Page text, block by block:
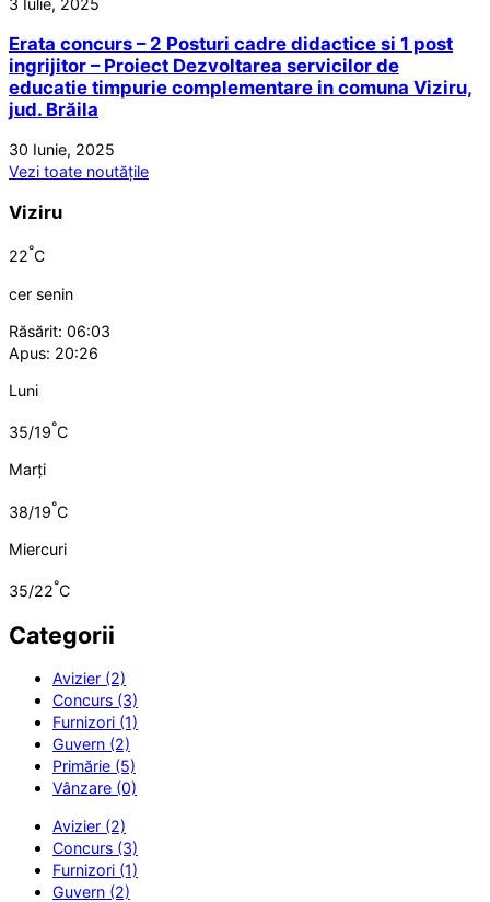
Erata concurs – 2 Posturi cadre didactice si 1 post
ingrijitor – Proiect Dezvoltarea servicilor de
educatie timpurie complementare in comuna Viziru,
jud. Brăila
30 Iunie, 2025
Vezi toate noutățile
Viziru
22°C
cer senin
Răsărit: 06:03
Apus: 20:26
Luni
35/19°C
Marți
38/19°C
Miercuri
35/22°C
Categorii
Avizier (2)
Concurs (3)
Furnizori (1)
Guvern (2)
Primărie (5)
Vânzare (0)
Avizier (2)
Concurs (3)
Furnizori (1)
Guvern (2)